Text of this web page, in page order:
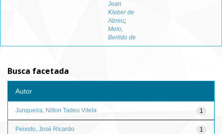
Jean
Kleber de
Abreu;
Melo,
Berildo de
Busca facetada
Autor
1
Junqueira, Nilton Tadeu Vilela
1
Peixoto, José Ricardo